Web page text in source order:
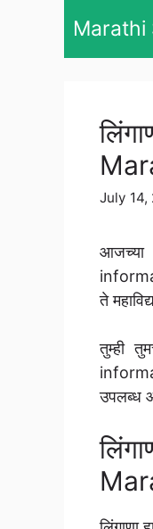
Marathi
July 14,
आजच्या
ते
तुम्ही
उपलब्ध